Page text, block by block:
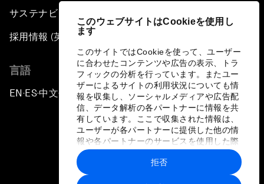
このウェブサイトはCookieを使用し
ます
このサイトではCookieを使って、ユーザー
に合わせたコンテンツや広告の表示、トラ
フィックの分析を行っています。またユー
ザーによるサイトの利用状況についても情
報を収集し、ソーシャルメディアや広告配
信、データ解析の各パートナーに情報を共
有しています。ここで収集された情報は、
ユーザーが各パートナーに提供した他の情
報や各パートナーのサービスを使用した際
に収集された情報と組み合わされ、各パー
トナーによって使用されることがありま
す。
拒否
サステナビリティへの取り組み
採用情報 (英語のみ)
言語
EN ▪ ES▪中文▪ 日本語
プライバシーポリシーと利用規約